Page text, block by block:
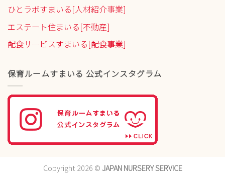
ひとラボすまいる[人材紹介事業]
エステート住まいる[不動産]
配食サービスすまいる[配食事業]
保育ルームすまいる 公式インスタグラム
Copyright 2026 ©JAPAN NURSERY SERVICE